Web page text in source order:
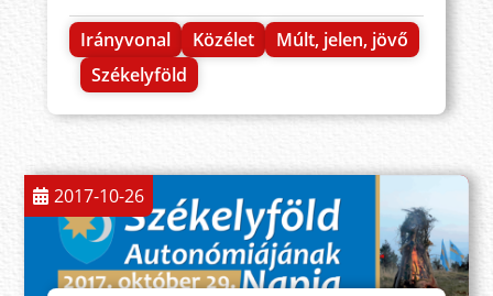
Irányvonal Közélet
Múlt, jelen, jövő
Székelyföld
2017-10-26